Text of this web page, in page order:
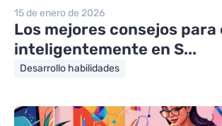
15 de enero de 2026
Los mejores consejos
inteligentemente en S...
Desarrollo habilidades